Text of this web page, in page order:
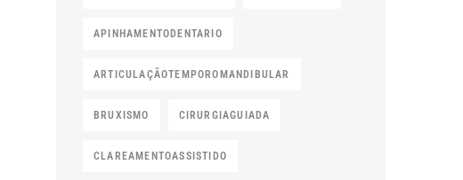
APINHAMENTODENTARIO
ARTICULAÇÃOTEMPOROMANDIBULAR
BRUXISMO CIRURGIAGUIADA
CLAREAMENTOASSISTIDO